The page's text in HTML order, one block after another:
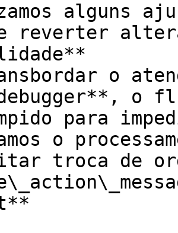
alguns
reverter
o
o
para
o
troca de